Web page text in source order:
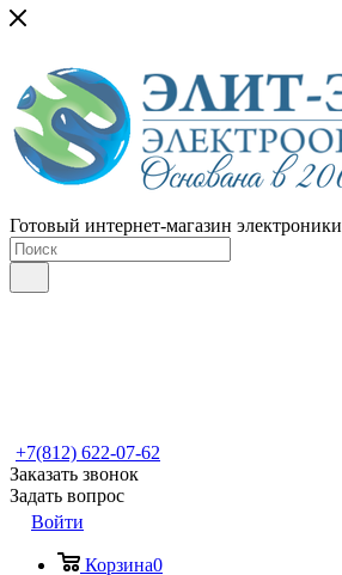
Готовый интернет-магазин электроники
+7(812) 622-07-62
Заказать звонок
Задать вопрос
Войти
Корзина0